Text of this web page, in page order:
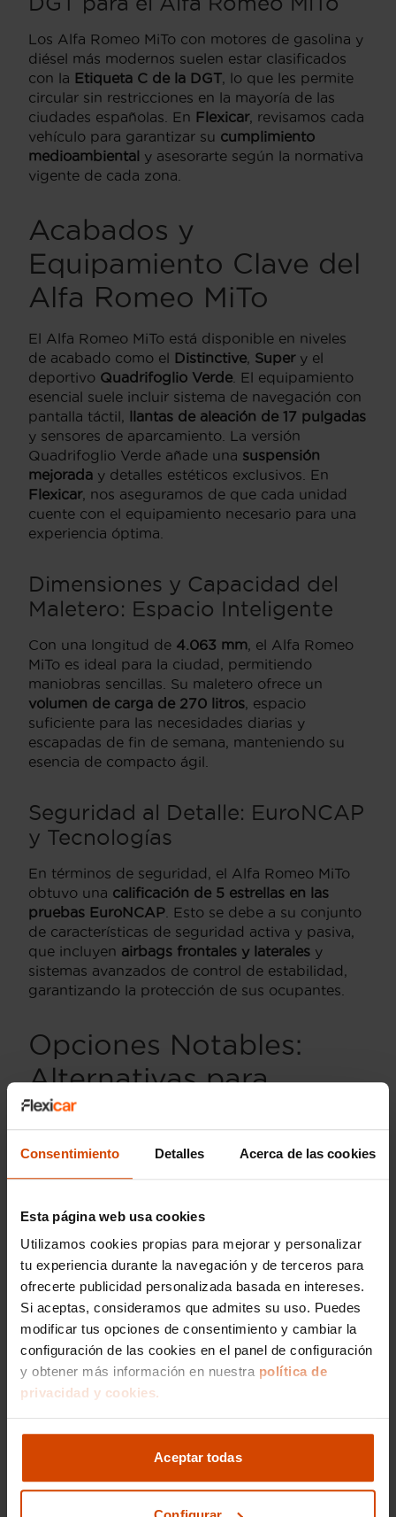
Consentimiento Detalles Acerca de las cookies
Esta página web usa cookies
Utilizamos cookies propias para mejorar y personalizar
tu experiencia durante la navegación y de terceros para
ofrecerte publicidad personalizada basada en intereses.
Si aceptas, consideramos que admites su uso. Puedes
modificar tus opciones de consentimiento y cambiar la
configuración de las cookies en el panel de configuración
y obtener más información en nuestra política de
privacidad y cookies.
Aceptar todas
Los Alfa Romeo MiTo con motores de gasolina y
diésel más modernos suelen estar clasificados
con la Etiqueta C de la DGT, lo que les permite
circular sin restricciones en la mayoría de las
ciudades españolas. En Flexicar, revisamos cada
vehículo para garantizar su cumplimiento
medioambiental y asesorarte según la normativa
vigente de cada zona.
Acabados y
Equipamiento Clave del
Alfa Romeo MiTo
El Alfa Romeo MiTo está disponible en niveles
de acabado como el Distinctive, Supery el
deportivo Quadrifoglio Verde . El equipamiento
esencial suele incluir sistema de navegación con
pantalla táctil, llantas de aleación de 17 pulgadas
y sensores de aparcamiento. La versión
Quadrifoglio Verde añade una suspensión
mejorada y detalles estéticos exclusivos. En
Flexicar, nos aseguramos de que cada unidad
cuente con el equipamiento necesario para una
experiencia óptima.
Dimensiones y Capacidad del
Maletero: Espacio Inteligente
Con una longitud de 4.063 mm, el Alfa Romeo
MiTo es ideal para la ciudad, permitiendo
maniobras sencillas. Su maletero ofrece un
volumen de carga de 270 litros, espacio
suficiente para las necesidades diarias y
escapadas de fin de semana, manteniendo su
esencia de compacto ágil.
Seguridad al Detalle: EuroNCAP
y Tecnologías
En términos de seguridad, el Alfa Romeo MiTo
obtuvo una calificación de 5 estrellas en las
pruebas EuroNCAP . Esto se debe a su conjunto
de características de seguridad activa y pasiva,
que incluyen airbags frontales y laterales y
sistemas avanzados de control de estabilidad,
garantizando la protección de sus ocupantes.
Opciones Notables:
Alternativas para
Considerar
Si estás explorando otras opciones, existen
segmento de los utilitarios de diseño.
Competencia Directa: Audi A1 y
MINI Hatch
Entre los principales competidores se
encuentran el Audi A1 MINI Hatch
. Ambos
modelos rivalizan en estilo y prestaciones. En
Flexicar , disponemos de stock tanto del MiTo
como de sus competidores, permitiéndote
comparar en personaestos fascinantes vehículos
para tomar la mejor decisión.
Preguntas frecuentes